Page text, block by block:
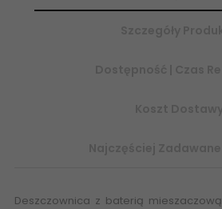
Deszczownica z baterią mieszaczową